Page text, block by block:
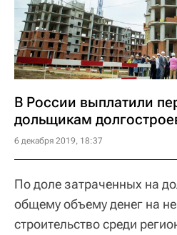
В России выплатили
дольщикам
6 декабря 2019, 18:37
По доле затраченных на
общему объему денег на
строительство среди